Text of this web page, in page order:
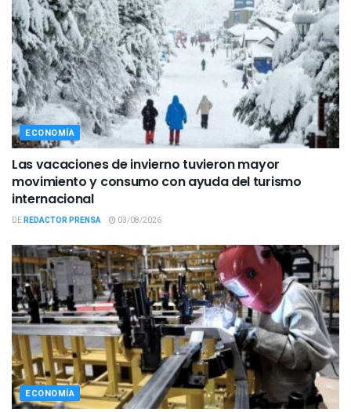
ECONOMÍA
Las vacaciones de invierno tuvieron mayor
movimiento y consumo con ayuda del turismo
internacional
DEREDACTOR PRENSA 03/08/2026
ECONOMÍA